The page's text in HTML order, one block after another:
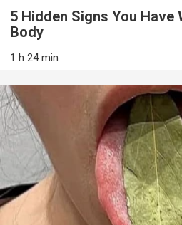
5 Hidden Signs You Have
Body
1 h 24 min